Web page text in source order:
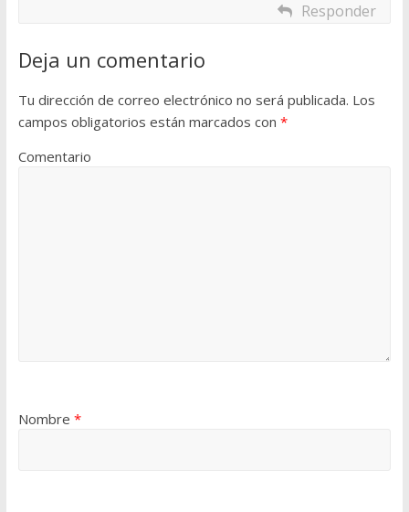
Responder
Deja un comentario
Tu dirección de correo electrónico no será publicada. Los
campos obligatorios están marcados con *
Comentario
Nombre *